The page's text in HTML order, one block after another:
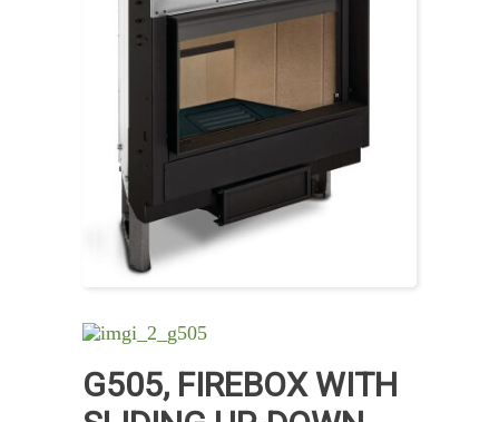
G505, FIREBOX WITH